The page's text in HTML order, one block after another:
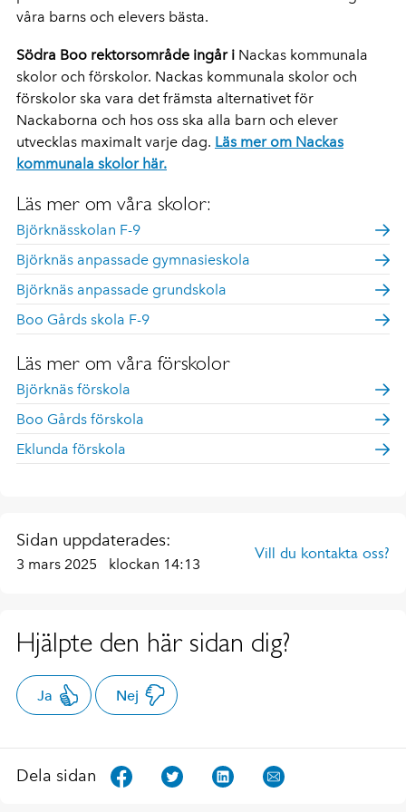
våra barns och elevers bästa.
Södra Boo rektorsområde ingår i Nackas kommunala
skolor och förskolor. Nackas kommunala skolor och
förskolor ska vara det främsta alternativet för
Nackaborna och hos oss ska alla barn och elever
utvecklas maximalt varje dag. Läs mer om Nackas
kommunala skolor här.
Läs mer om våra skolor:
Björknässkolan F-9
Björknäs anpassade gymnasieskola
Björknäs anpassade grundskola
Boo Gårds skola F-9
Läs mer om våra förskolor
Björknäs förskola
Boo Gårds förskola
Eklunda förskola
Sidan uppdaterades:
3 mars 2025 klockan 14:13
Vill du kontakta oss?
Hjälpte den här sidan dig?
Ja Nej
Dela sidan